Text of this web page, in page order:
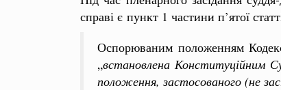
справі є пункт 1 частини п’ятої
Оспорюваним положенням
„встановлена Конституційним
положення, застосованого (не